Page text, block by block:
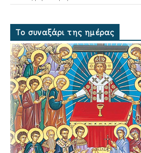
Το συναξάρι της ημέρας